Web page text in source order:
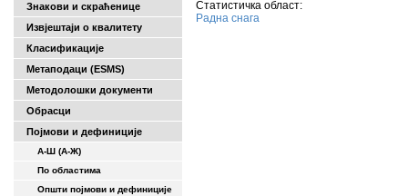
Знакови и скраћенице
Извјештаји о квалитету
Класификације
Метаподаци (ESMS)
Методолошки документи
Обрасци
Појмови и дефиниције
А-Ш (A-Ж)
По областима
Општи појмови и дефиниције
Статистичка област:
Радна снага